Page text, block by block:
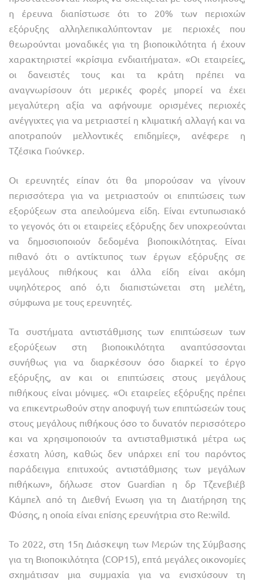
η έρευνα διαπίστωσε ότι το 20% των περιοχών
εξόρυξης αλληλεπικαλύπτονταν με περιοχές που
θεωρούνται μοναδικές για τη βιοποικιλότητα ή έχουν
χαρακτηριστεί «κρίσιμα ενδιαιτήματα». «Οι εταιρείες,
οι δανειστές τους και τα κράτη πρέπει να
αναγνωρίσουν ότι μερικές φορές μπορεί να έχει
μεγαλύτερη αξία να αφήνουμε ορισμένες περιοχές
ανέγγιχτες για να μετριαστεί η κλιματική αλλαγή και να
αποτραπούν μελλοντικές επιδημίες», ανέφερε η
Τζέσικα Γιούνκερ.
Οι ερευνητές είπαν ότι θα μπορούσαν να γίνουν
περισσότερα για να μετριαστούν οι επιπτώσεις των
εξορύξεων στα απειλούμενα είδη. Είναι εντυπωσιακό
το γεγονός ότι οι εταιρείες εξόρυξης δεν υποχρεούνται
να δημοσιοποιούν δεδομένα βιοποικιλότητας. Είναι
πιθανό ότι ο αντίκτυπος των έργων εξόρυξης σε
μεγάλους πιθήκους και άλλα είδη είναι ακόμη
υψηλότερος από ό,τι διαπιστώνεται στη μελέτη,
σύμφωνα με τους ερευνητές.
Τα συστήματα αντιστάθμισης των επιπτώσεων των
εξορύξεων στη βιοποικιλότητα αναπτύσσονται
συνήθως για να διαρκέσουν όσο διαρκεί το έργο
εξόρυξης, αν και οι επιπτώσεις στους μεγάλους
πιθήκους είναι μόνιμες. «Οι εταιρείες εξόρυξης πρέπει
να επικεντρωθούν στην αποφυγή των επιπτώσεών τους
στους μεγάλους πιθήκους όσο το δυνατόν περισσότερο
και να χρησιμοποιούν τα αντισταθμιστικά μέτρα ως
έσχατη λύση, καθώς δεν υπάρχει επί του παρόντος
παράδειγμα επιτυχούς αντιστάθμισης των μεγάλων
πιθήκων», δήλωσε στον Guardian η δρ Τζενεβιέβ
Κάμπελ από τη Διεθνή Ενωση για τη Διατήρηση της
Φύσης, η οποία είναι επίσης ερευνήτρια στο Re:wild.
Το 2022, στη 15η Διάσκεψη των Μερών της Σύμβασης
για τη Βιοποικιλότητα (COP15), επτά μεγάλες οικονομίες
σχημάτισαν μια συμμαχία για να ενισχύσουν τη